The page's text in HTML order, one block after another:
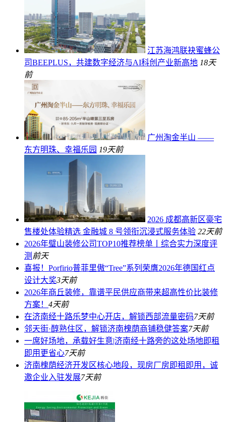
江苏海鸿联袂蜜蜂公
司BEEPLUS，共建数字经济与AI科创产业新高地 18天
前
广州淘金半山 ——
东方明珠、幸福乐园 19天前
2026 成都高新区豪宅
售楼处体验精选 金融城 8 号领衔沉浸式服务体验 22天前
2026年璧山装修公司TOP10推荐榜单丨综合实力深度评
测 前天
喜报！Porfirio普菲里傲“Tree”系列荣膺2026年德国红点
设计大奖3天前
2026年商丘装修，靠谱平民供应商带来超高性价比装修
方案！ 4天前
在济南经十路乐梦中心开店，解锁西部流量密码7天前
邻天街·醇熟住区，解锁济南槐荫商铺稳健答案7天前
一席好场地，承载好生意|济南经十路旁的这处场地即租
即用更省心7天前
济南槐荫经济开发区核心地段，现房厂房即租即用，诚
邀企业入驻发展7天前